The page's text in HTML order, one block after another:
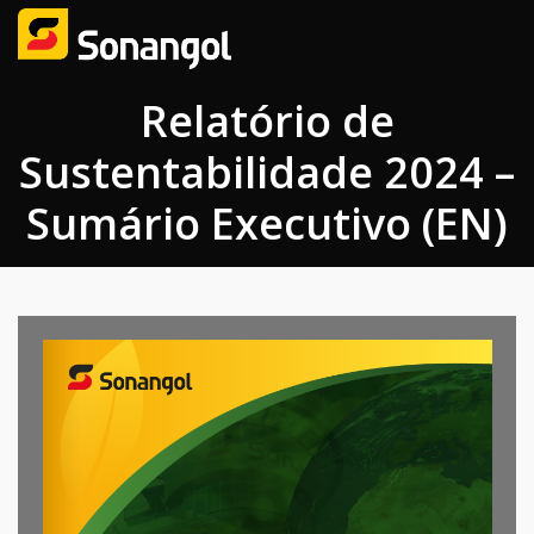
Relatório de
Sustentabilidade 2024 –
Sumário Executivo (EN)